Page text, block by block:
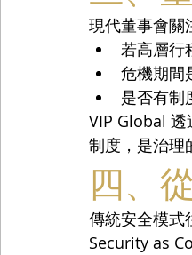
現代董事會關
若高層行
危機期間
是否有制
VIP Global 透
制度，是治理
四、
傳統安全模式
Security as